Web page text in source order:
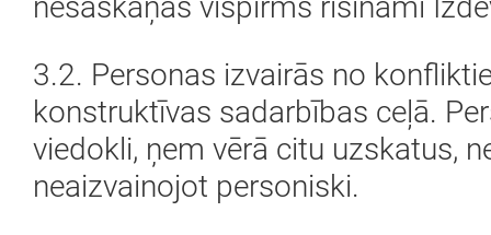
3.2. Personas izvairās no
konstruktīvas sadarbības ceļā.
viedokli, ņem vērā citu uzskatus,
neaizvainojot personiski.